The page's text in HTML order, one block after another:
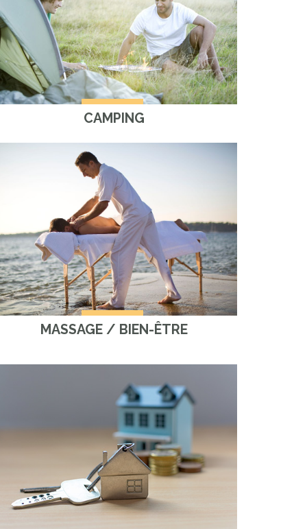
CAMPING
MASSAGE / BIEN-ÊTRE